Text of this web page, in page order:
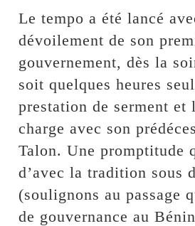
Le tempo a été lancé
dévoilement de son
gouvernement, dès la
soit quelques heures
prestation de serment et
charge avec son
Talon. Une promptitude
d’avec la tradition sous
(soulignons au passage
de gouvernance au